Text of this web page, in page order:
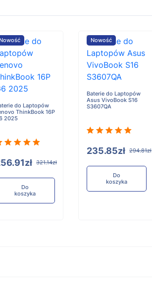
do Laptopów
ThinkBook 16P
2025
321.14zł
Do
koszyka
Nowość
Baterie do Laptopów
Asus VivoBook S16
S3607QA
235.85zł 294.81zł
Do
koszyka